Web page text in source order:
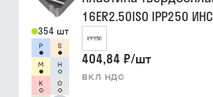
354 шт
16ER2.50ISO IPP250
404,84 ₽/шт
вкл ндс